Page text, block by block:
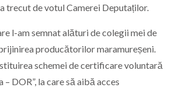
trecut de votul Camerei Deputaților.
l-am semnat alături de colegii mei de
producătorilor maramureșeni.
schemei de certificare voluntară
– DOR”, la care să aibă acces